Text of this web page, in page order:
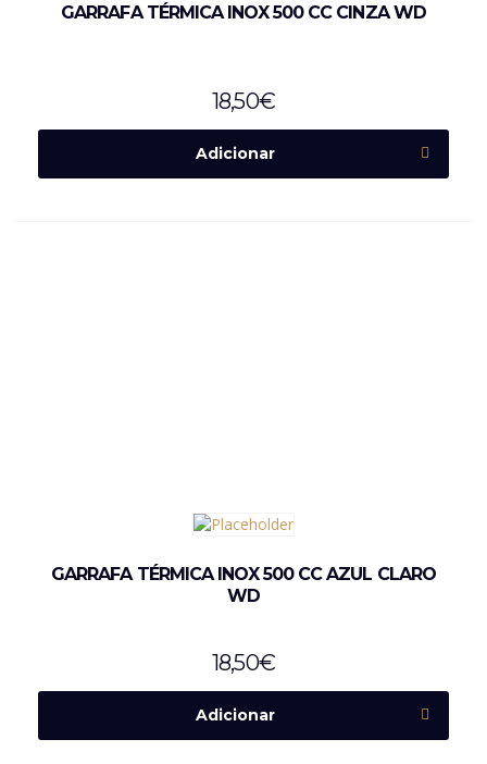
GARRAFA TÉRMICA INOX 500 CC CINZA WD
18,50€
Adicionar
GARRAFA TÉRMICA INOX 500 CC AZUL CLARO
WD
18,50€
Adicionar